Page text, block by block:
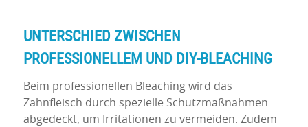
UNTERSCHIED ZWISCHEN
PROFESSIONELLEM UND DIY-BLEACHING
Beim professionellen Bleaching wird das
Zahnfleisch durch spezielle Schutzmaßnahmen
abgedeckt, um Irritationen zu vermeiden. Zudem